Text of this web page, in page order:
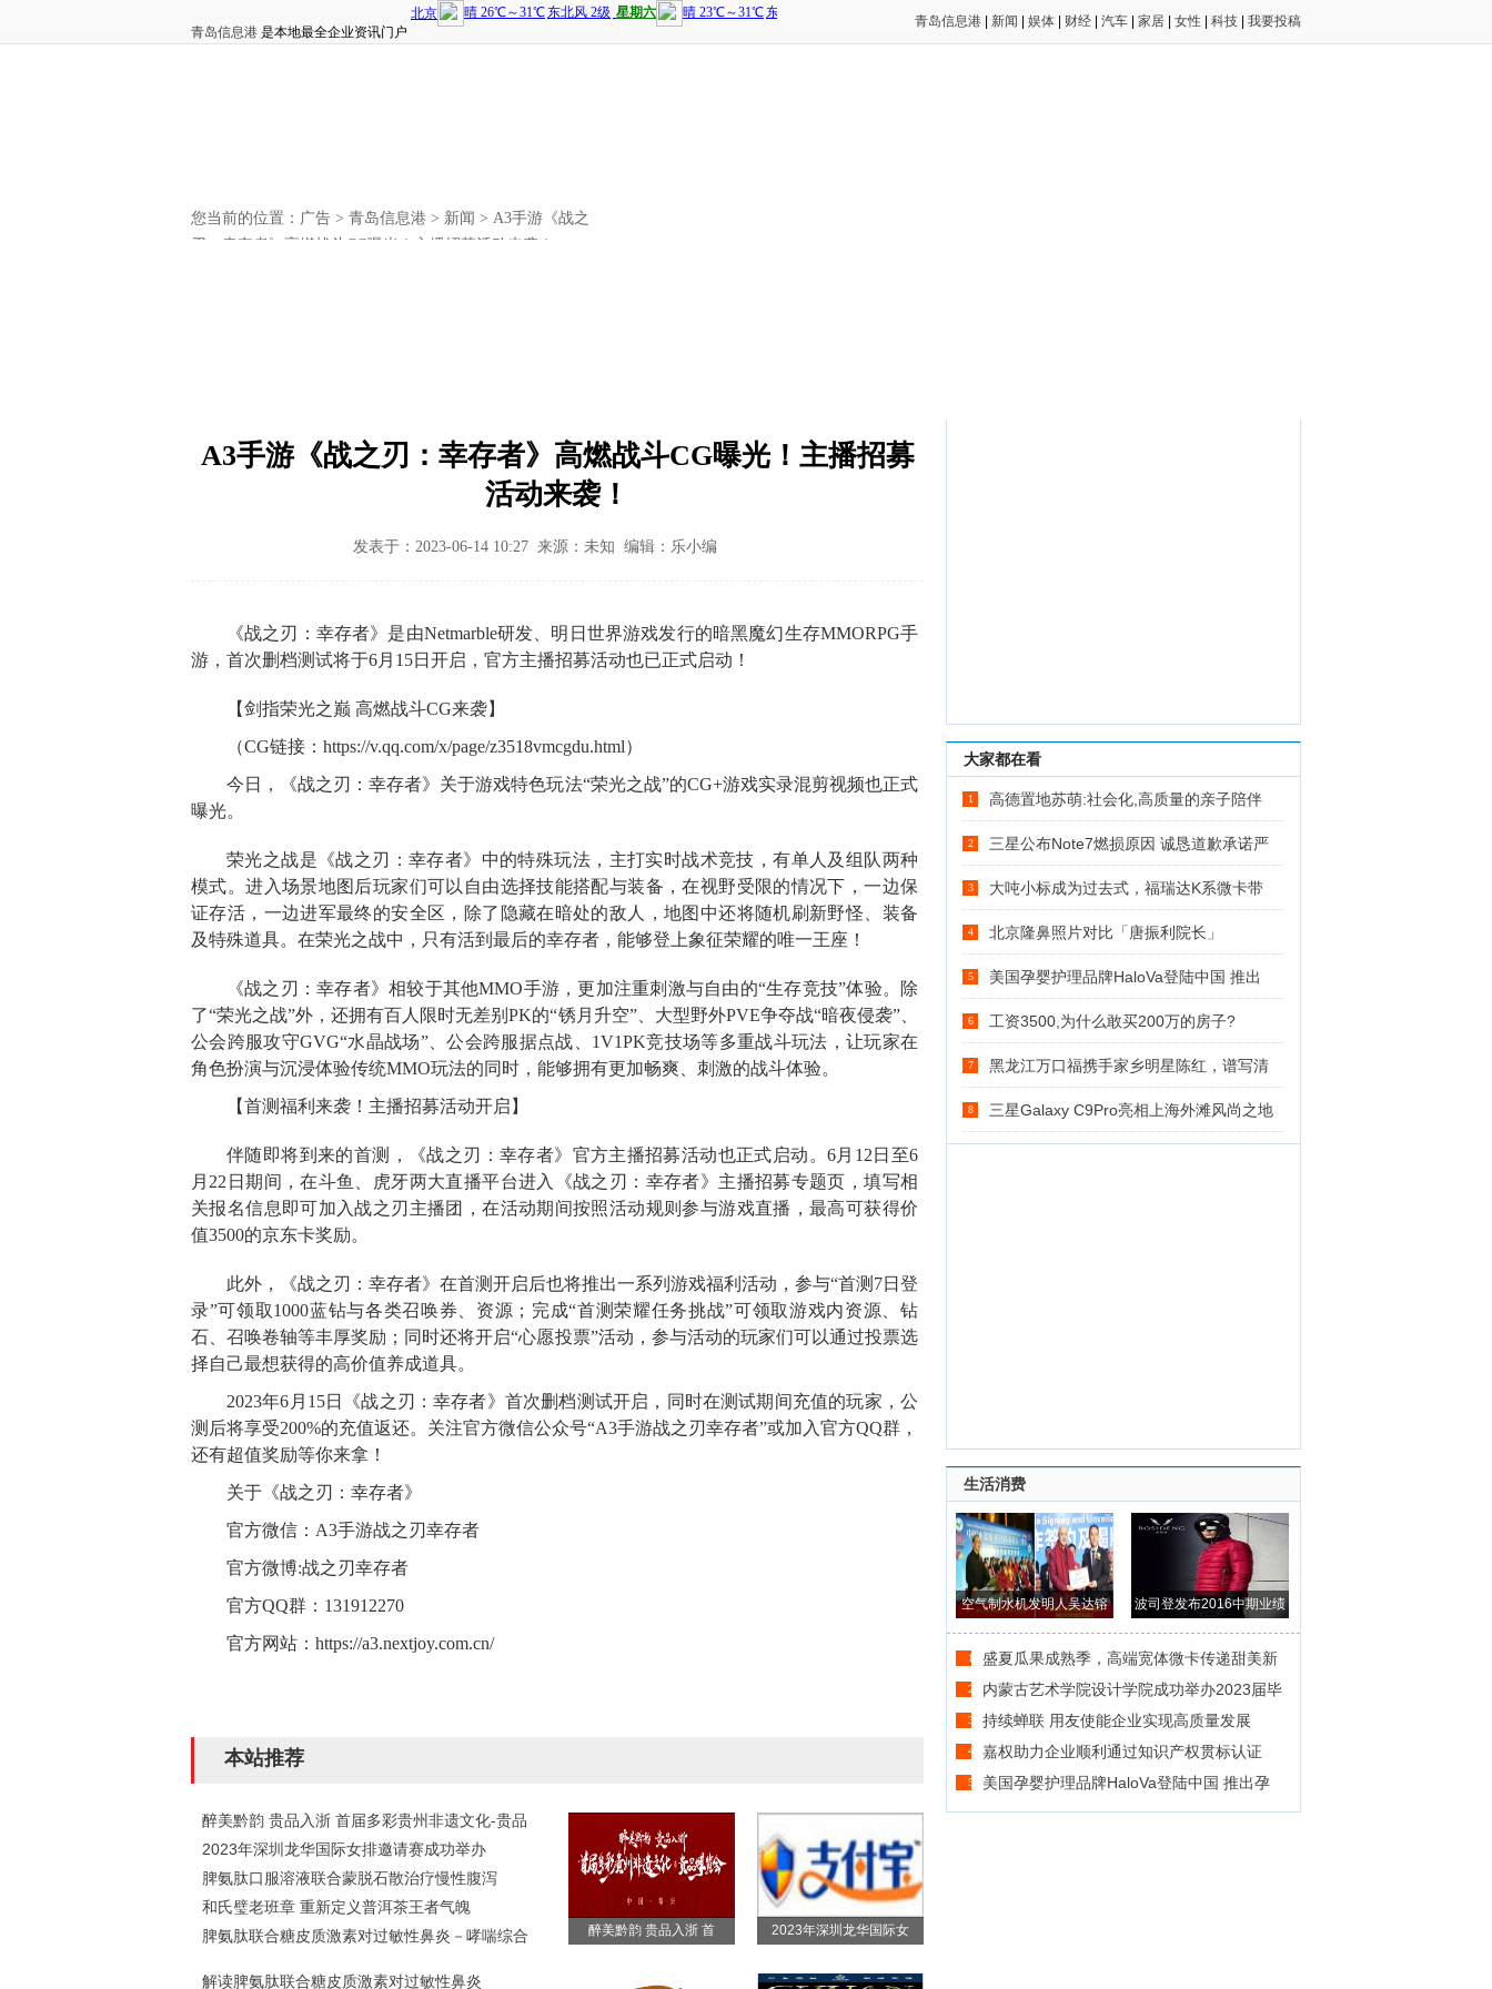
青岛信息港 是本地最全企业资讯门户
青岛信息港 新闻 娱体 财经 汽车 家居 女性 科技 我要投稿
您当前的位置： 广告 > 青岛信息港 > 新闻 > A3手游《战之
刃：幸存者》高燃战斗CG曝光！主播招募活动来袭！
A3手游《战之刃：幸存者》高燃战斗CG曝光！主播招募
活动来袭！
发表于：2023-06-14 10:27 来源：未知 编辑：乐小编
《战之刃：幸存者》是由Netmarble研发、明日世界游戏发行的暗黑魔幻生存MMORPG手
游，首次删档测试将于6月15日开启，官方主播招募活动也已正式启动！
【剑指荣光之巅 高燃战斗CG来袭】
（CG链接：https://v.qq.com/x/page/z3518vmcgdu.html）
今日，《战之刃：幸存者》关于游戏特色玩法“荣光之战”的CG+游戏实录混剪视频也正式
曝光。
荣光之战是《战之刃：幸存者》中的特殊玩法，主打实时战术竞技，有单人及组队两种
模式。进入场景地图后玩家们可以自由选择技能搭配与装备，在视野受限的情况下，一边保
证存活，一边进军最终的安全区，除了隐藏在暗处的敌人，地图中还将随机刷新野怪、装备
及特殊道具。在荣光之战中，只有活到最后的幸存者，能够登上象征荣耀的唯一王座！
《战之刃：幸存者》相较于其他MMO手游，更加注重刺激与自由的“生存竞技”体验。除
了“荣光之战”外，还拥有百人限时无差别PK的“锈月升空”、大型野外PVE争夺战“暗夜侵袭”、
公会跨服攻守GVG“水晶战场”、公会跨服据点战、1V1PK竞技场等多重战斗玩法，让玩家在
角色扮演与沉浸体验传统MMO玩法的同时，能够拥有更加畅爽、刺激的战斗体验。
【首测福利来袭！主播招募活动开启】
伴随即将到来的首测，《战之刃：幸存者》官方主播招募活动也正式启动。6月12日至6
月22日期间，在斗鱼、虎牙两大直播平台进入《战之刃：幸存者》主播招募专题页，填写相
关报名信息即可加入战之刃主播团，在活动期间按照活动规则参与游戏直播，最高可获得价
值3500的京东卡奖励。
此外，《战之刃：幸存者》在首测开启后也将推出一系列游戏福利活动，参与“首测7日登
录”可领取1000蓝钻与各类召唤券、资源；完成“首测荣耀任务挑战”可领取游戏内资源、钻
石、召唤卷轴等丰厚奖励；同时还将开启“心愿投票”活动，参与活动的玩家们可以通过投票选
择自己最想获得的高价值养成道具。
2023年6月15日《战之刃：幸存者》首次删档测试开启，同时在测试期间充值的玩家，公
测后将享受200%的充值返还。关注官方微信公众号“A3手游战之刃幸存者”或加入官方QQ群，
还有超值奖励等你来拿！
关于《战之刃：幸存者》
官方微信：A3手游战之刃幸存者
官方微博:战之刃幸存者
官方QQ群：131912270
官方网站： https://a3.nextjoy.com.cn/
本站推荐
醉美黔韵 贵品入浙 首届多彩贵州非遗文化-贵品
2023年深圳龙华国际女排邀请赛成功举办
脾氨肽口服溶液联合蒙脱石散治疗慢性腹泻
和氏璧老班章 重新定义普洱茶王者气魄
脾氨肽联合糖皮质激素对过敏性鼻炎－哮喘综合
解读脾氨肽联合糖皮质激素对过敏性鼻炎
醉美黔韵 贵品入浙 首 2023年深圳龙华国际女
大家都在看
1 高德置地苏萌:社会化,高质量的亲子陪伴
2 三星公布Note7燃损原因 诚恳道歉承诺严
3 大吨小标成为过去式，福瑞达K系微卡带
4 北京隆鼻照片对比「唐振利院长」
5 美国孕婴护理品牌HaloVa登陆中国 推出
6 工资3500,为什么敢买200万的房子?
7 黑龙江万口福携手家乡明星陈红，谱写清
8 三星Galaxy C9Pro亮相上海外滩风尚之地
生活消费
空气制水机发明人吴达镕
受聘西促会经
波司登发布2016中期业绩
营收净利双增
1 盛夏瓜果成熟季，高端宽体微卡传递甜美新
2 内蒙古艺术学院设计学院成功举办2023届毕
3 持续蝉联 用友使能企业实现高质量发展
4 嘉权助力企业顺利通过知识产权贯标认证
5 美国孕婴护理品牌HaloVa登陆中国 推出孕